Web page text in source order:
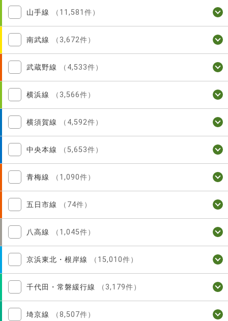
山手線 （11,581件）
南武線 （3,672件）
武蔵野線 （4,533件）
横浜線 （3,566件）
横須賀線 （4,592件）
中央本線 （5,653件）
青梅線 （1,090件）
五日市線 （74件）
八高線 （1,045件）
京浜東北・根岸線 （15,010件）
千代田・常磐緩行線 （3,179件）
埼京線 （8,507件）